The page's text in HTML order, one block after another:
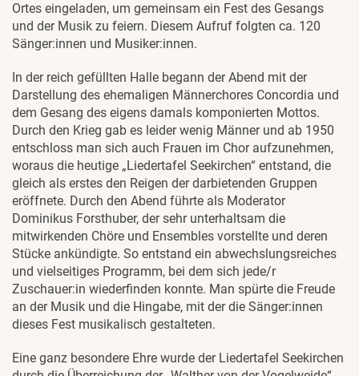
Ortes eingeladen, um gemeinsam ein Fest des Gesangs
und der Musik zu feiern. Diesem Aufruf folgten ca. 120
Sänger:innen und Musiker:innen.
In der reich gefüllten Halle begann der Abend mit der
Darstellung des ehemaligen Männerchores Concordia und
dem Gesang des eigens damals komponierten Mottos.
Durch den Krieg gab es leider wenig Männer und ab 1950
entschloss man sich auch Frauen im Chor aufzunehmen,
woraus die heutige „Liedertafel Seekirchen“ entstand, die
gleich als erstes den Reigen der darbietenden Gruppen
eröffnete. Durch den Abend führte als Moderator
Dominikus Forsthuber, der sehr unterhaltsam die
mitwirkenden Chöre und Ensembles vorstellte und deren
Stücke ankündigte. So entstand ein abwechslungsreiches
und vielseitiges Programm, bei dem sich jede/r
Zuschauer:in wiederfinden konnte. Man spürte die Freude
an der Musik und die Hingabe, mit der die Sänger:innen
dieses Fest musikalisch gestalteten.
Eine ganz besondere Ehre wurde der Liedertafel Seekirchen